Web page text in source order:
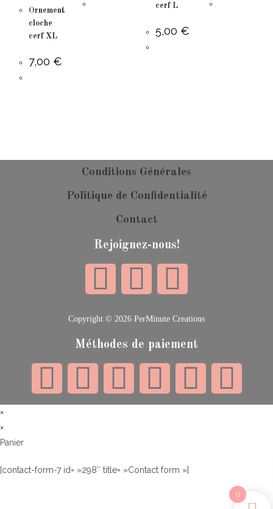
Ornement
cloche
cerf XL
7,00 €
cerf L
5,00 €
Conditions Générales
Politique de Confidentialité
Contact
Rejoignez-nous!
Copyright © 2026 PerMinute Creations
Méthodes de paiement
0
×
×
Panier
[contact-form-7 id= »298″ title= »Contact form »]